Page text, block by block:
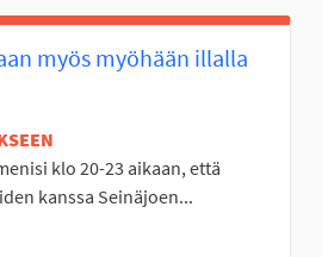
myös myöhään illalla
klo 20-23 aikaan, että
kanssa Seinäjoen...
mukaan: Koko Seinäjoki